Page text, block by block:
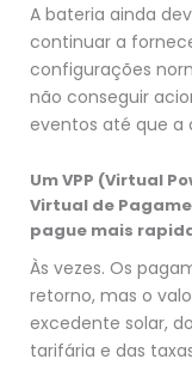
A bateria ainda
continuar a
configurações
não conseguir
eventos até que a
Um VPP (Virtual
Virtual de
pague mais
Às vezes. Os
retorno, mas o
excedente solar,
tarifária e das